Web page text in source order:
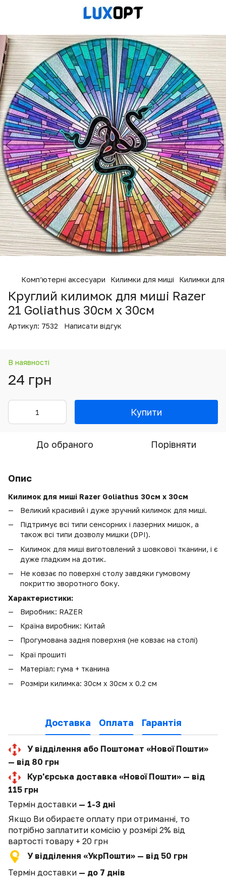
Комп’ютерні аксесуари Килимки для миші Килимки для
Круглий килимок для миші Razer
21 Goliathus 30см х 30см
Артикул: 7532 Написати відгук
В наявності
24 грн
Купити
До обраного Порівняти
Опис
Килимок для миші Razer Goliathus 30см х 30см
Великий красивий і дуже зручний килимок для миші.
Підтримує всі типи сенсорних і лазерних мишок, а
також всі типи дозволу мишки (DPI).
Килимок для миші виготовлений з шовкової тканини, і є
дуже гладким на дотик.
Не ковзає по поверхні столу завдяки гумовому
покриттю зворотного боку.
Характеристики:
Виробник: RAZER
Країна виробник: Китай
Прогумована задня поверхня (не ковзає на столі)
Краї прошиті
Матеріал: гума + тканина
Розміри килимка: 30см х 30см х 0.2 см
Доставка Оплата Гарантія
У відділення або Поштомат «Нової Пошти»
— від 80 грн
Кур'єрська доставка «Нової Пошти» — від
115 грн
Термін доставки — 1-3 дні
Якщо Ви обираєте оплату при отриманні, то
потрібно заплатити комісію у розмірі 2% від
вартості товару + 20 грн
У відділення «УкрПошти» — від 50 грн
Термін доставки — до 7 днів